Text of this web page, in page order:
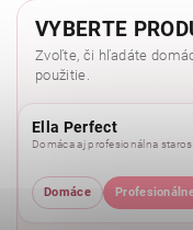
VYBERTE
Zvoľte, či hľadáte
použitie.
Ella Perfect
Domáca aj profesionálna
Domáce